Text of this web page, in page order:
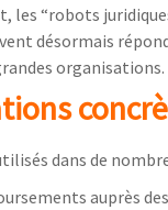
les “robots
désormais
organisations.
dans de
auprès